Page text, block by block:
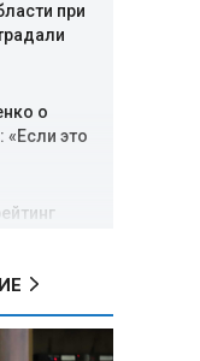
при
о
это
ВСУ